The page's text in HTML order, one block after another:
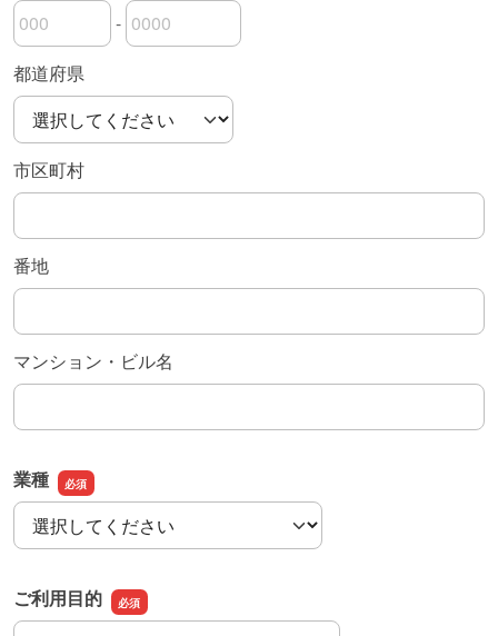
郵便番号の上3桁
-
郵便番号の下4桁
都道府県
市区町村
番地
マンション・ビル名
業種
業種
ご利用目的